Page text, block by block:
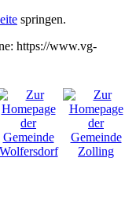
springen.
https://www.vg-